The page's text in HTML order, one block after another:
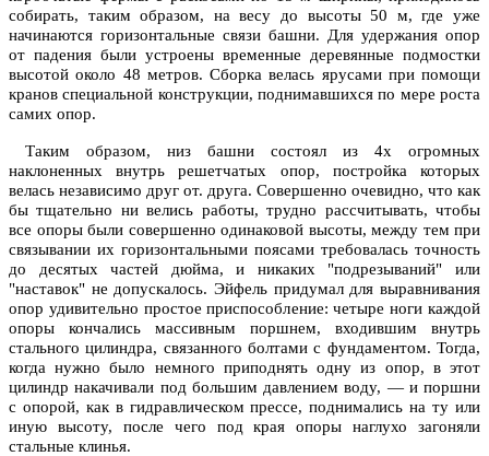
собирать, таким образом, на весу до высоты 50 м, где уже
начинаются горизонтальные связи башни. Для удержания опор
от падения были устроены временные деревянные подмостки
высотой около 48 метров. Сборка велась ярусами при помощи
кранов специальной конструкции, поднимавшихся по мере роста
самих опор.
Таким образом, низ башни состоял из 4х огромных
наклоненных внутрь решетчатых опор, постройка которых
велась независимо друг от. друга. Совершенно очевидно, что как
бы тщательно ни велись работы, трудно рассчитывать, чтобы
все опоры были совершенно одинаковой высоты, между тем при
связывании их горизонтальными поясами требовалась точность
до десятых частей дюйма, и никаких "подрезываний" или
"наставок" не допускалось. Эйфель придумал для выравнивания
опор удивительно простое приспособление: четыре ноги каждой
опоры кончались массивным поршнем, входившим внутрь
стального цилиндра, связанного болтами с фундаментом. Тогда,
когда нужно было немного приподнять одну из опор, в этот
цилиндр накачивали под большим давлением воду, — и поршни
с опорой, как в гидравлическом прессе, поднимались на ту или
иную высоту, после чего под края опоры наглухо загоняли
стальные клинья.